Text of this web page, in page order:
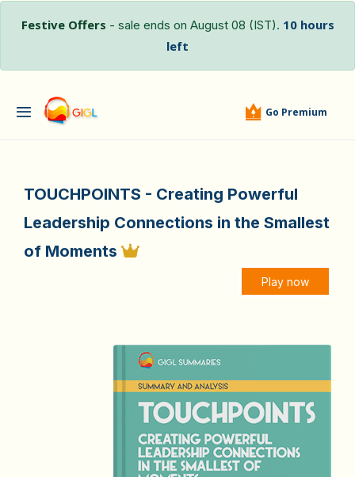
Festive Offers - sale ends on August 08 (IST). 10 hours
left
Go Premium
TOUCHPOINTS - Creating Powerful
Leadership Connections in the Smallest
of Moments
Play now